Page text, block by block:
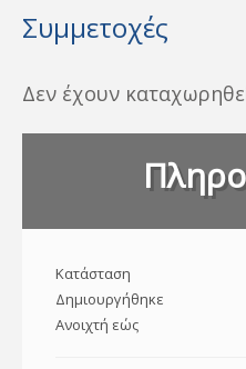
Συμμετοχές
Δεν έχουν
Κατάσταση
Δημιουργήθηκε
Ανοιχτή εώς